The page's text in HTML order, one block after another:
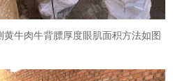
牛肉牛背膘厚度眼肌面积方法如图